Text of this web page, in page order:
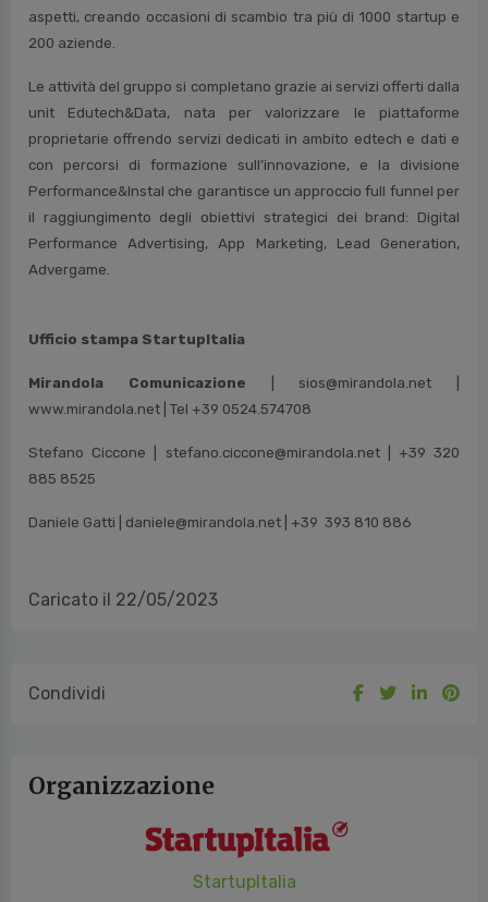
aspetti, creando occasioni di scambio tra più di 1000 startup e
200 aziende.
Le attività del gruppo si completano grazie ai servizi offerti dalla
unit Edutech&Data, nata per valorizzare le piattaforme
proprietarie offrendo servizi dedicati in ambito edtech e dati e
con percorsi di formazione sull’innovazione, e la divisione
Performance&Instal che garantisce un approccio full funnel per
il raggiungimento degli obiettivi strategici dei brand: Digital
Performance Advertising, App Marketing, Lead Generation,
Advergame.
Ufficio stampa StartupItalia
Mirandola Comunicazione | sios@mirandola.net |
www.mirandola.net | Tel +39 0524.574708
Stefano Ciccone | stefano.ciccone@mirandola.net | +39 320
885 8525
Daniele Gatti | daniele@mirandola.net | +39 393 810 886
Caricato il 22/05/2023
Condividi
Organizzazione
StartupItalia